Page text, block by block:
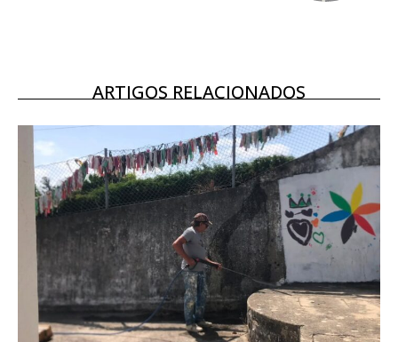
ARTIGOS RELACIONADOS